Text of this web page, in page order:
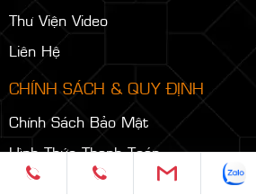
Thư Viện Video
Liên Hệ
CHÍNH SÁCH & QUY ĐỊNH
Chính Sách Bảo Mật
Hình Thức Thanh Toán
Chính Sách Vận Chuyển